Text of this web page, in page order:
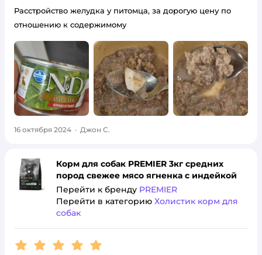
Расстройство желудка у питомца, за дорогую цену по
отношению к содержимому
16 октября 2024 · Джон С.
Корм для собак PREMIER 3кг средних
пород свежее мясо ягненка с индейкой
Перейти к бренду PREMIER
Перейти в категорию Холистик корм для
собак
Рейтинг:5